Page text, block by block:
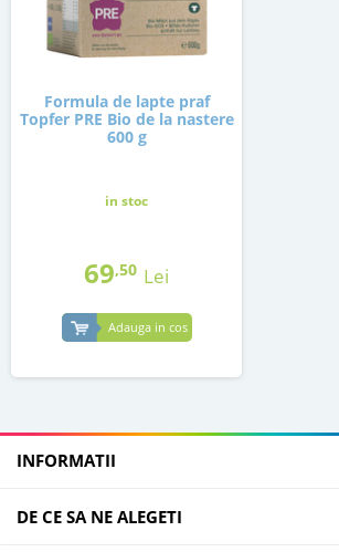
Formula de lapte praf
Topfer PRE Bio de la nastere
600 g
in stoc
69,50 Lei
Adauga in cos
INFORMATII
DE CE SA NE ALEGETI